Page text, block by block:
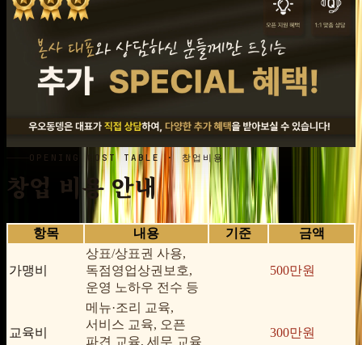
OPENING COST TABLE · 창업비용
창업 비용 안내
항목 내용 기준 금액
가맹비
상표/상표권 사용,
독점영업상권보호,
운영 노하우 전수 등
500만원
교육비
메뉴·조리 교육,
서비스 교육, 오픈
파견 교육, 세무 교육
300만원